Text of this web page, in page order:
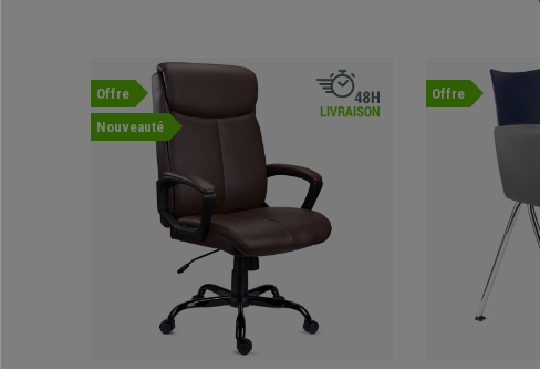
Offre
Nouveauté
Offre